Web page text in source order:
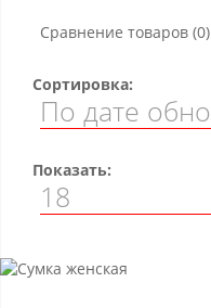
Сравнение товаров (0)
Сортировка:
Показать: